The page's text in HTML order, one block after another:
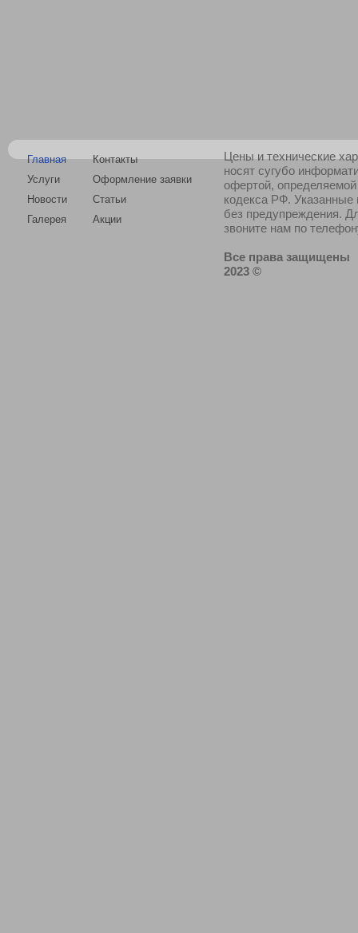
Главная
Услуги
Новости
Галерея
Контакты
Оформление заявки
Статьи
Акции
Цены и технические
носят сугубо
офертой,
кодекса РФ.
без предупреждения.
звоните нам по
Все права защищены
2023 ©